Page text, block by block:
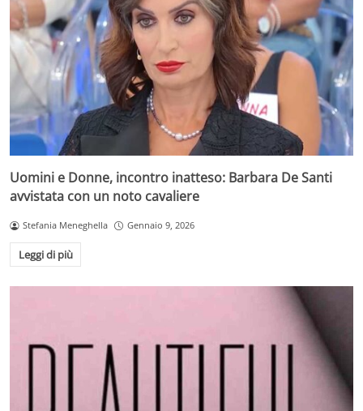
Uomini e Donne, incontro inatteso: Barbara De Santi
avvistata con un noto cavaliere
Stefania Meneghella Gennaio 9, 2026
Leggi di più